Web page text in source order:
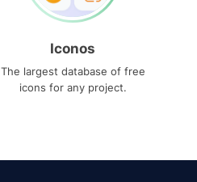
Iconos
The largest database of free
icons for any project.